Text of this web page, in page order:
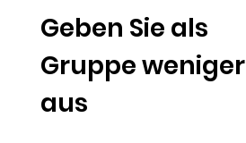
Geben Sie als
Gruppe weniger
aus